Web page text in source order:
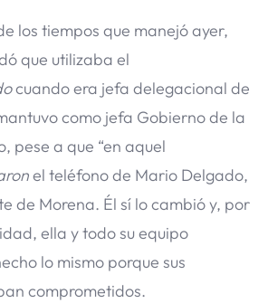
los tiempos que manejó ayer,
que utilizaba el
cuando era jefa delegacional de
como jefa Gobierno de la
pese a que “en aquel
el teléfono de Mario Delgado,
de Morena. Él sí lo cambió y, por
ella y todo su equipo
lo mismo porque sus
comprometidos.